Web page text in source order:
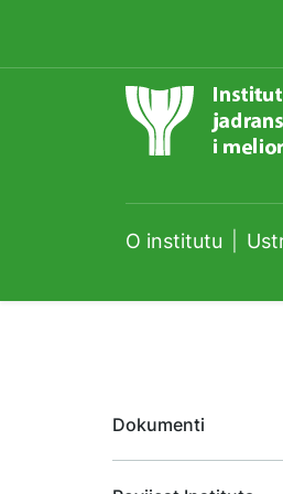
O institutu
Dokumenti